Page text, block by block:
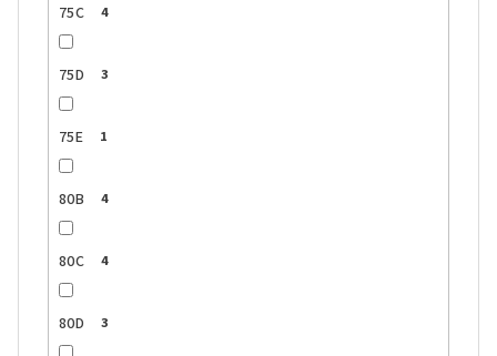
75C 4
75D 3
75E 1
80B 4
80C 4
80D 3